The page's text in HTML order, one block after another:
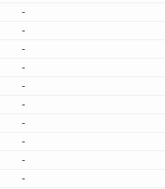
-
-
-
-
-
-
-
-
-
-